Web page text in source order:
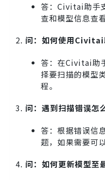
答：Civitai助手
查和模型信息查
问：如何使用Civitai
答：在Civitai助
择要扫描的模型
程。
问：遇到扫描错误怎
答：根据错误信
题，如果需要可
问：如何更新模型至